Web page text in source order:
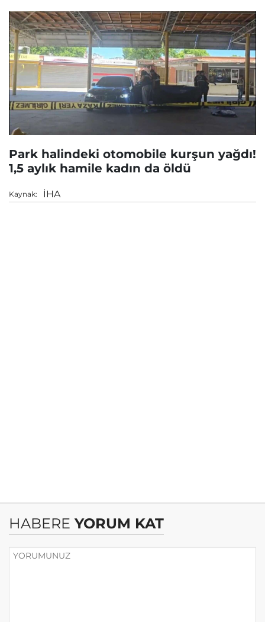
Park halindeki otomobile kurşun yağdı!
1,5 aylık hamile kadın da öldü
Kaynak: İHA
HABERE YORUM KAT